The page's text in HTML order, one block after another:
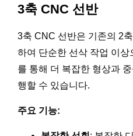
3축 CNC 선반
3축 CNC 선반은 기존의 2
하여 단순한 선삭 작업 이상
를 통해 더 복잡한 형상과
행할 수 있습니다.
주요 기능: